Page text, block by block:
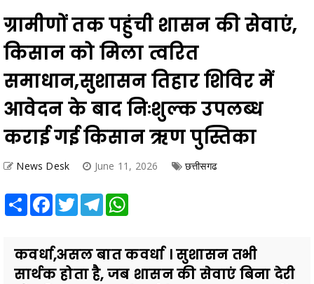
किसान को मिला त्वरित
समाधान,सुशासन तिहार शिविर में
आवेदन के बाद निःशुल्क उपलब्ध
कराई गई किसान ऋण पुस्तिका
News Desk June 11, 2026 छत्तीसगढ
कवर्धा,असल बात कवर्धा । सुशासन तभी
और बिना भटकाव के सीधे आमजन तक पहुंचें।
इसी सोच को साकार करत...